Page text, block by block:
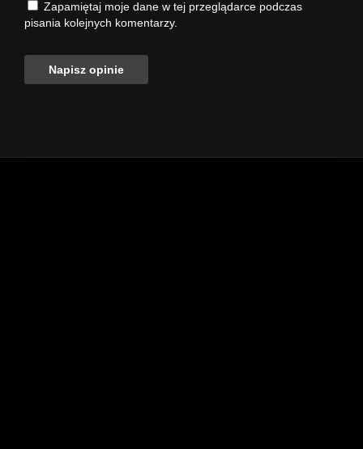
Zapamiętaj moje dane w tej przeglądarce podczas
pisania kolejnych komentarzy.